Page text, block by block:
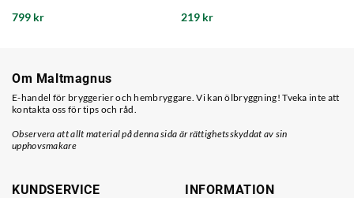
799 kr 219 kr
Om Maltmagnus
E-handel för bryggerier och hembryggare. Vi kan ölbryggning! Tveka inte att
kontakta oss för tips och råd.
Observera att allt material på denna sida är rättighetsskyddat av sin
upphovsmakare
KUNDSERVICE INFORMATION